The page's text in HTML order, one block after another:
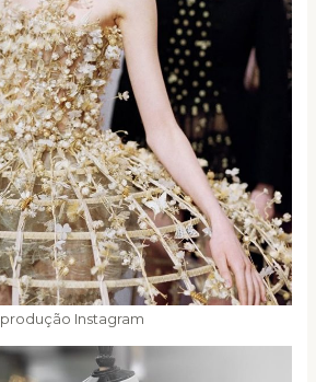
Instagram